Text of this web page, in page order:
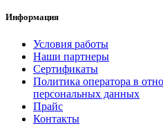
Информация
Условия работы
Наши партнеры
Сертификаты
Политика оператора в
персональных данных
Прайс
Контакты